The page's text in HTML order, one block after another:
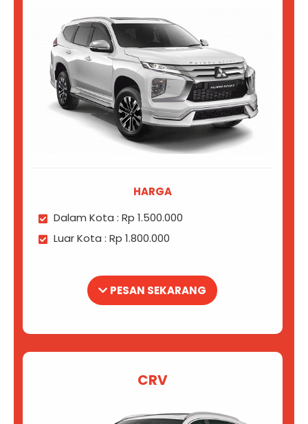
HARGA
Dalam Kota : Rp 1.500.000
Luar Kota : Rp 1.800.000
PESAN SEKARANG
CRV